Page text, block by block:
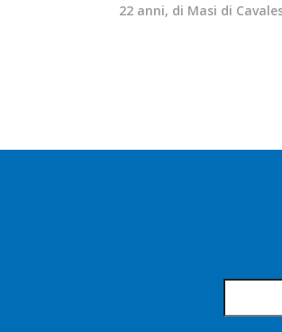
22 anni, di Masi di